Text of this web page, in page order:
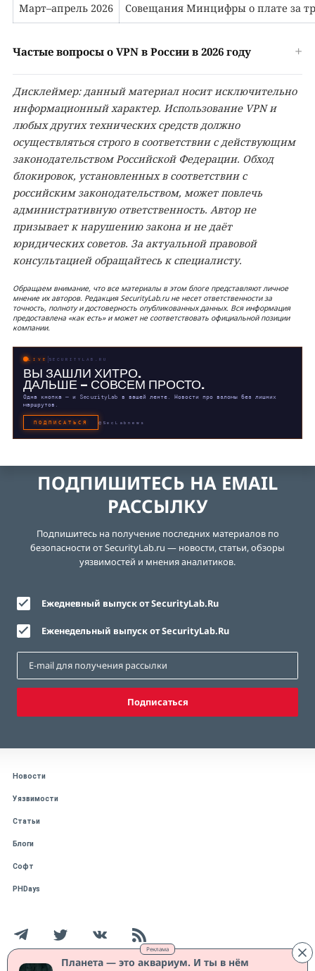
Реклама
Планета — это аквариум. И ты в нём
Март–апрель 2026 Совещания Минцифры о плате за
Частые вопросы о VPN в России в 2026 году
Дисклеймер: данный материал носит исключительно
информационный характер. Использование VPN и
любых других технических средств должно
осуществляться строго в соответствии с действующим
законодательством Российской Федерации. Обход
блокировок, установленных в соответствии с
российским законодательством, может повлечь
административную ответственность. Автор не
призывает к нарушению закона и не даёт
юридических советов. За актуальной правовой
консультацией обращайтесь к специалисту.
Обращаем внимание, что все материалы в этом блоге представляют личное
мнение их авторов. Редакция SecurityLab.ru не несет ответственности за
точность, полноту и достоверность опубликованных данных. Вся информация
предоставлена «как есть» и может не соответствовать официальной позиции
компании.
LIVE SECURITYLAB.RU
ВЫ ЗАШЛИ ХИТРО.
ДАЛЬШЕ — СОВСЕМ ПРОСТО.
Одна кнопка — и SecurityLab в вашей ленте. Новости про взломы без лишних
маршрутов.
ПОДПИСАТЬСЯ @SecLabnews
ПОДПИШИТЕСЬ НА EMAIL
РАССЫЛКУ
Подпишитесь на получение последних материалов по
безопасности от SecurityLab.ru — новости, статьи, обзоры
уязвимостей и мнения аналитиков.
Ежедневный выпуск от SecurityLab.Ru
Еженедельный выпуск от SecurityLab.Ru
Подписаться
Новости
Уязвимости
Статьи
Блоги
Софт
PHDays